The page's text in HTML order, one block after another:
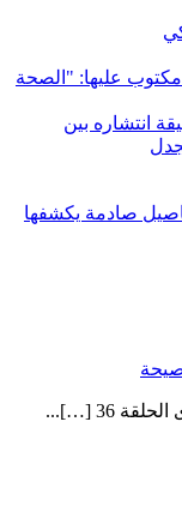
انتشاره بين
صادمة يكشفها
36 […]...